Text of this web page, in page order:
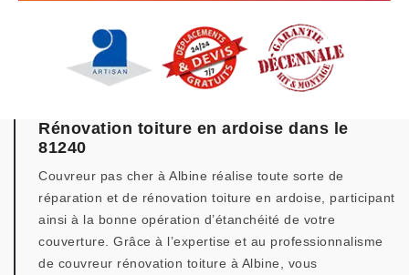
Rénovation toiture en ardoise dans le
81240
Couvreur pas cher à Albine réalise toute sorte de
réparation et de rénovation toiture en ardoise, participant
ainsi à la bonne opération d’étanchéité de votre
couverture. Grâce à l’expertise et au professionnalisme
de couvreur rénovation toiture à Albine, vous